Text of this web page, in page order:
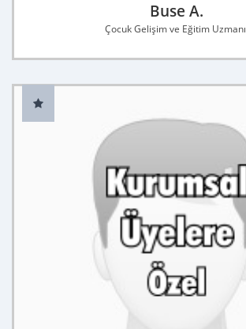
Buse A.
Çocuk Gelişim ve Eğitim Uzmanı